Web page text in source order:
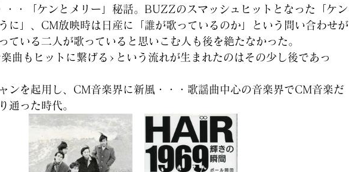
・・「ケンとメリー」秘話。BUZZのスマッシュヒットとなった「ケン
に」、CM放映時は日産に「誰が歌っているのか」という問い合わせが
ている二人が歌っていると思いこむ人も後を絶たなかった。
曲もヒットに繋げる>という流れが生まれたのはその少し後であっ
ンを起用し、CM音楽界に新風・・・歌謡曲中心の音楽界でCM音楽だ
通った時代。